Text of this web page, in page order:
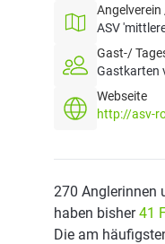
Angelverein
ASV
Gast-/
Gastkarten
Webseite
http://asv-
270 Anglerinnen
haben bisher41
Die am